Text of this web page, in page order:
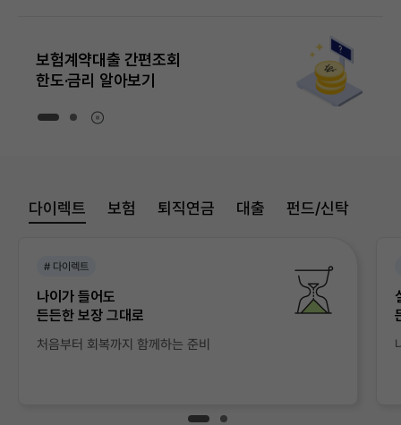
보험계약대출 간편조회
한도·금리 알아보기
다이렉트 보험 퇴직연금 대출 펀드/신탁
# 다이렉트
나이가 들어도
든든한 보장 그대로
처음부터 회복까지 함께하는 준비